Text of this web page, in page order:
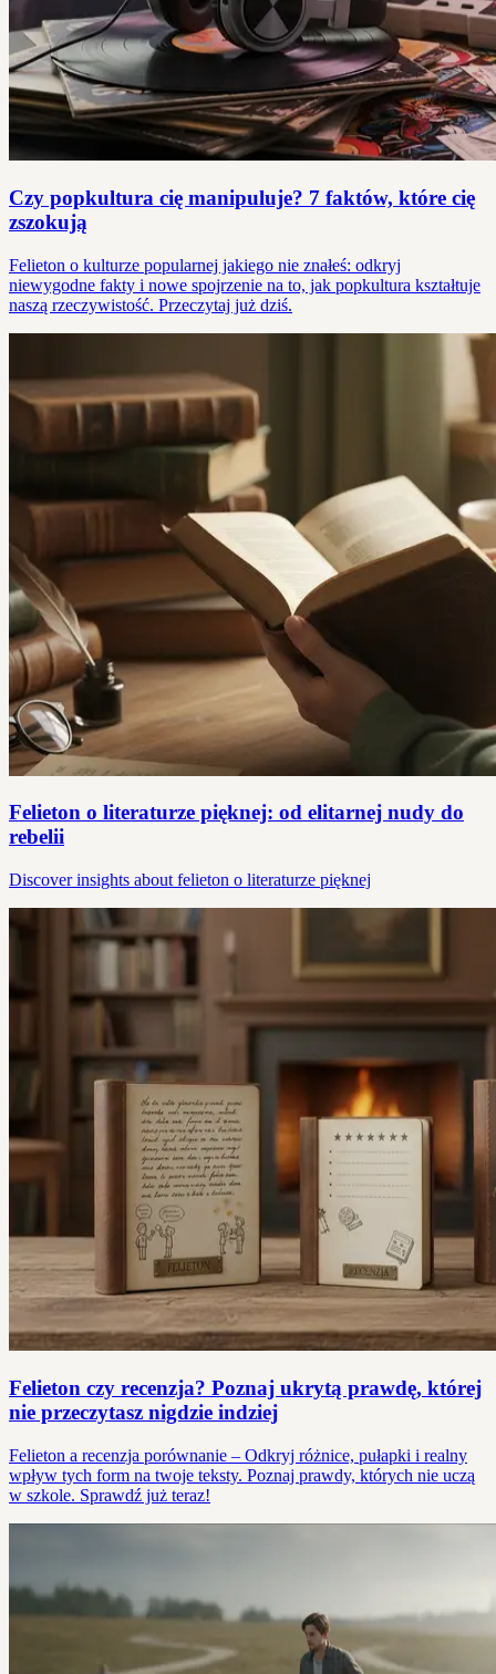
Czy popkultura cię manipuluje? 7 faktów, które cię
zszokują
Felieton o kulturze popularnej jakiego nie znałeś: odkryj
niewygodne fakty i nowe spojrzenie na to, jak popkultura kształtuje
naszą rzeczywistość. Przeczytaj już dziś.
Felieton o literaturze pięknej: od elitarnej nudy do
rebelii
Discover insights about felieton o literaturze pięknej
Felieton czy recenzja? Poznaj ukrytą prawdę, której
nie przeczytasz nigdzie indziej
Felieton a recenzja porównanie – Odkryj różnice, pułapki i realny
wpływ tych form na twoje teksty. Poznaj prawdy, których nie uczą
w szkole. Sprawdź już teraz!